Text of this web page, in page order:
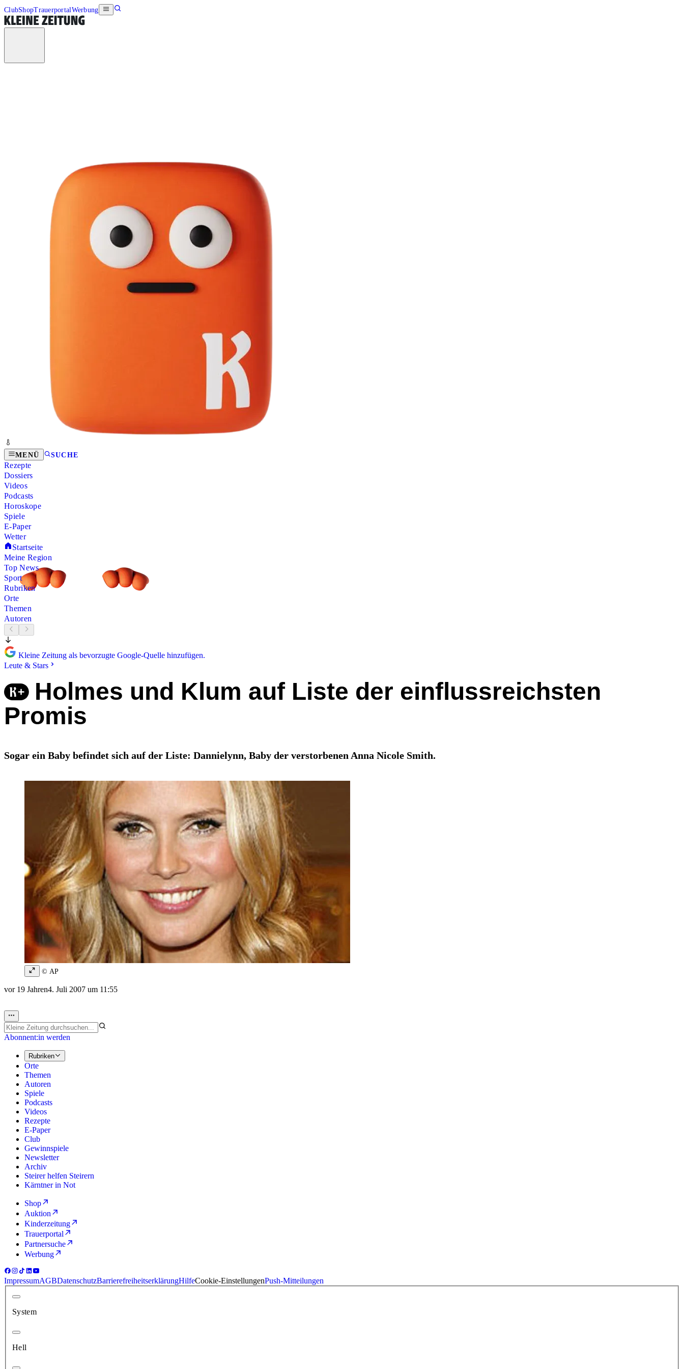
ClubShopTrauerportalWerbung
MENÜ SUCHE
Rezepte
Dossiers
Videos
Podcasts
Horoskope
Spiele
E-Paper
Wetter
Startseite
Meine Region
Top News
Sport
Rubriken
Orte
Themen
Autoren
Kleine Zeitung als bevorzugte Google-Quelle hinzufügen.
Leute & Stars
Holmes und Klum auf Liste der einflussreichsten
Promis
Sogar ein Baby befindet sich auf der Liste: Dannielynn, Baby der verstorbenen Anna Nicole Smith.
© AP
vor 19 Jahren4. Juli 2007 um 11:55
Abonnent:in werden
Rubriken
Orte
Themen
Autoren
Spiele
Podcasts
Videos
Rezepte
E-Paper
Club
Gewinnspiele
Newsletter
Archiv
Steirer helfen Steirern
Kärntner in Not
Shop
Auktion
Kinderzeitung
Trauerportal
Partnersuche
Werbung
ImpressumAGBDatenschutzBarrierefreiheitserklärungHilfeCookie-EinstellungenPush-Mitteilungen
System
Hell